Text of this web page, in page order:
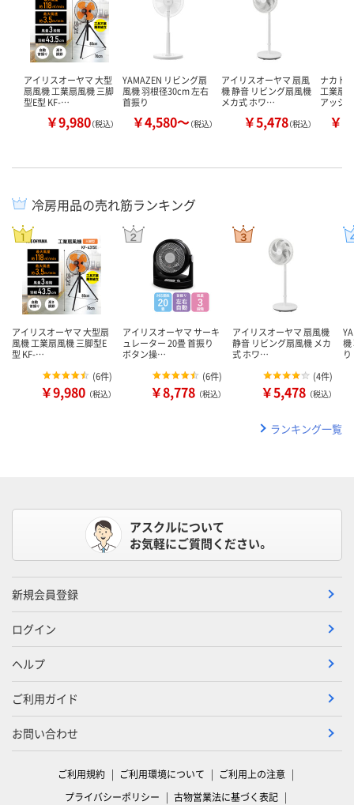
アイリスオーヤマ 大型
扇風機 工業扇風機 三脚
型E型 KF-…
￥9,980（税込）
YAMAZEN リビング扇
風機 羽根径30cm 左右
首振り
￥4,580～（税込）
アイリスオーヤマ 扇風
機 静音 リビング扇風機
メカ式 ホワ…
￥5,478（税込）
ナカト
工業扇
アッシ
￥
冷房用品の売れ筋ランキング
アイリスオーヤマ 大型扇
風機 工業扇風機 三脚型E
型 KF-…
(6件)
￥9,980 （税込）
アイリスオーヤマ サーキ
ュレーター 20畳 首振り
ボタン操…
(6件)
￥8,778 （税込）
アイリスオーヤマ 扇風機
静音 リビング扇風機 メカ
式 ホワ…
(4件)
￥5,478 （税込）
機
ランキング一覧
アスクルについて
お気軽にご質問ください。
新規会員登録
ログイン
ヘルプ
ご利用ガイド
お問い合わせ
ご利用規約 ご利用環境について
ご利用上の注意
プライバシーポリシー
古物営業法に基づく表記